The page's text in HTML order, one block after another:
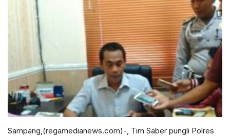
Sampang,(regamedianews.com)-, Tim Saber pungli Polres